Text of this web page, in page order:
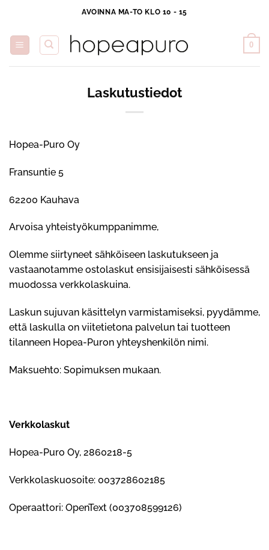
content
AVOINNA MA-TO KLO 10 - 15
0
Laskutustiedot
Hopea-Puro Oy
Fransuntie 5
62200 Kauhava
Arvoisa yhteistyökumppanimme,
Olemme siirtyneet sähköiseen laskutukseen ja
vastaanotamme ostolaskut ensisijaisesti sähköisessä
muodossa verkkolaskuina.
Laskun sujuvan käsittelyn varmistamiseksi, pyydämme,
että laskulla on viitetietona palvelun tai tuotteen
tilanneen Hopea-Puron yhteyshenkilön nimi.
Maksuehto: Sopimuksen mukaan.
Verkkolaskut
Hopea-Puro Oy, 2860218-5
Verkkolaskuosoite: 003728602185
Operaattori: OpenText (003708599126)